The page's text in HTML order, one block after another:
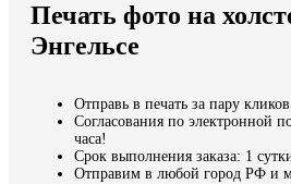
Мы доставляем по всему миру
Продолжить без города
Печать фото на
Энгельсе
Отправь в печать за пару
Согласования по электронной
часа!
Срок выполнения заказа: 1
Отправим в любой город РФ и